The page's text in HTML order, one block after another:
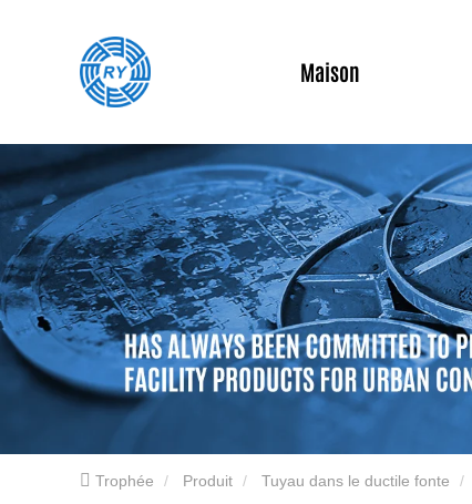
Maison
Trophée Produit Tuyau dans le ductile fonte